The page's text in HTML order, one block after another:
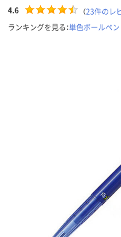
4.6 （23件のレ
ランキングを見る：単色ボールペン